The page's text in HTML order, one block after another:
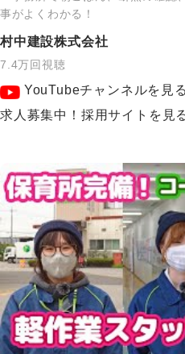
事がよくわかる！
村中建設株式会社
7.4万回視聴
YouTubeチャンネルを見る
求人募集中！採用サイトを見